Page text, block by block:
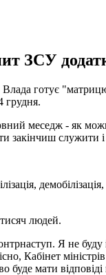
ЗСУ
готує
грудня.
меседж - як
закінчиш
людей.
Я не
Кабінет
мати